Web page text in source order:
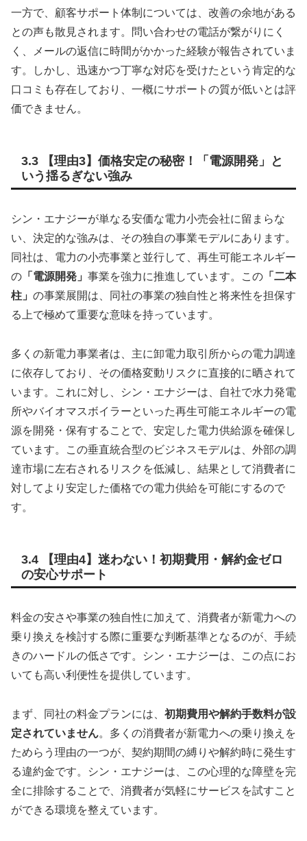
一方で、顧客サポート体制については、改善の余地がある
との声も散見されます。問い合わせの電話が繋がりにく
く、メールの返信に時間がかかった経験が報告されていま
す。しかし、迅速かつ丁寧な対応を受けたという肯定的な
口コミも存在しており、一概にサポートの質が低いとは評
価できません。
3.3 【理由3】価格安定の秘密！「電源開発」と
いう揺るぎない強み
シン・エナジーが単なる安価な電力小売会社に留まらな
い、決定的な強みは、その独自の事業モデルにあります。
同社は、電力の小売事業と並行して、再生可能エネルギー
の 「電源開発」 事業を強力に推進しています。この 「二本
柱」 の事業展開は、同社の事業の独自性と将来性を担保す
る上で極めて重要な意味を持っています。
多くの新電力事業者は、主に卸電力取引所からの電力調達
に依存しており、その価格変動リスクに直接的に晒されて
います。これに対し、シン・エナジーは、自社で水力発電
所やバイオマスボイラーといった再生可能エネルギーの電
源を開発・保有することで、安定した電力供給源を確保し
ています。この垂直統合型のビジネスモデルは、外部の調
達市場に左右されるリスクを低減し、結果として消費者に
対してより安定した価格での電力供給を可能にするので
す。
3.4 【理由4】迷わない！初期費用・解約金ゼロ
の安心サポート
料金の安さや事業の独自性に加えて、消費者が新電力への
乗り換えを検討する際に重要な判断基準となるのが、手続
きのハードルの低さです。シン・エナジーは、この点にお
いても高い利便性を提供しています。
まず、同社の料金プランには、 初期費用や解約手数料が設
定されていません。多くの消費者が新電力への乗り換えを
ためらう理由の一つが、契約期間の縛りや解約時に発生す
る違約金です。シン・エナジーは、この心理的な障壁を完
全に排除することで、消費者が気軽にサービスを試すこと
ができる環境を整えています。